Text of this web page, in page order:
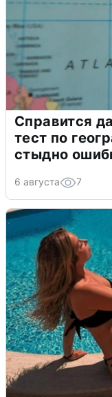
Справится
тест по
стыдно
6 августа 7